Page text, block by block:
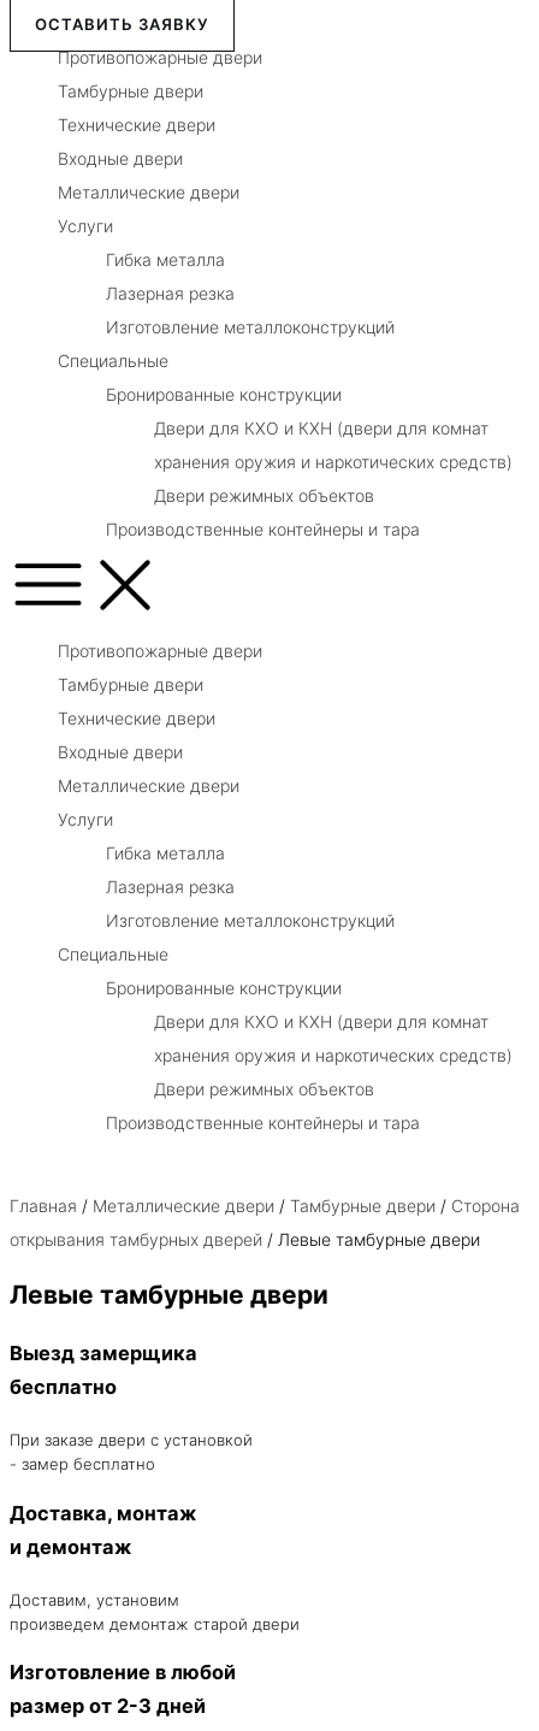
ОСТАВИТЬ ЗАЯВКУ
Противопожарные двери
Тамбурные двери
Технические двери
Входные двери
Металлические двери
Услуги
Гибка металла
Лазерная резка
Изготовление металлоконструкций
Специальные
Бронированные конструкции
Двери для КХО и КХН (двери для комнат
хранения оружия и наркотических средств)
Двери режимных объектов
Производственные контейнеры и тара
Противопожарные двери
Тамбурные двери
Технические двери
Входные двери
Металлические двери
Услуги
Гибка металла
Лазерная резка
Изготовление металлоконструкций
Специальные
Бронированные конструкции
Двери для КХО и КХН (двери для комнат
хранения оружия и наркотических средств)
Двери режимных объектов
Производственные контейнеры и тара
Главная / Металлические двери / Тамбурные двери / Сторона
открывания тамбурных дверей / Левые тамбурные двери
Левые тамбурные двери
Выезд замерщика
бесплатно
При заказе двери с установкой
- замер бесплатно
Доставка, монтаж
и демонтаж
Доставим, установим
произведем демонтаж старой двери
Изготовление в любой
размер от 2-3 дней